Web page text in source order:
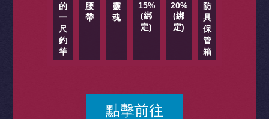
的
一
尺
釣
竿
腰
帶
靈
魂
15%
(綁
定)
20%
(綁
定)
防
具
保
管
箱
點擊前往